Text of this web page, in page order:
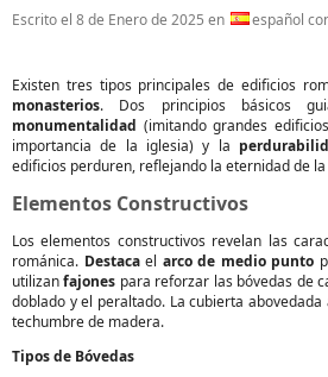
Escrito el 8 de Enero de 2025 en español
Existen tres tipos principales de edificios
monasterios. Dos principios básicos
monumentalidad (imitando grandes
importancia de la iglesia) y la
edificios perduren, reflejando la eternidad de
Elementos Constructivos
Los elementos constructivos revelan las
románica. Destacael arco de medio punto
utilizanfajones para reforzar las bóvedas de
doblado y el peraltado. La cubierta
techumbre de madera.
Tipos de Bóvedas